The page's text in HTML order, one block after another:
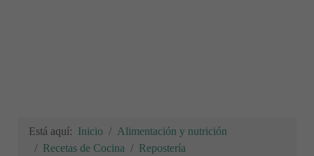
Está aquí: Inicio
Alimentación y nutrición
Recetas de Cocina
Repostería